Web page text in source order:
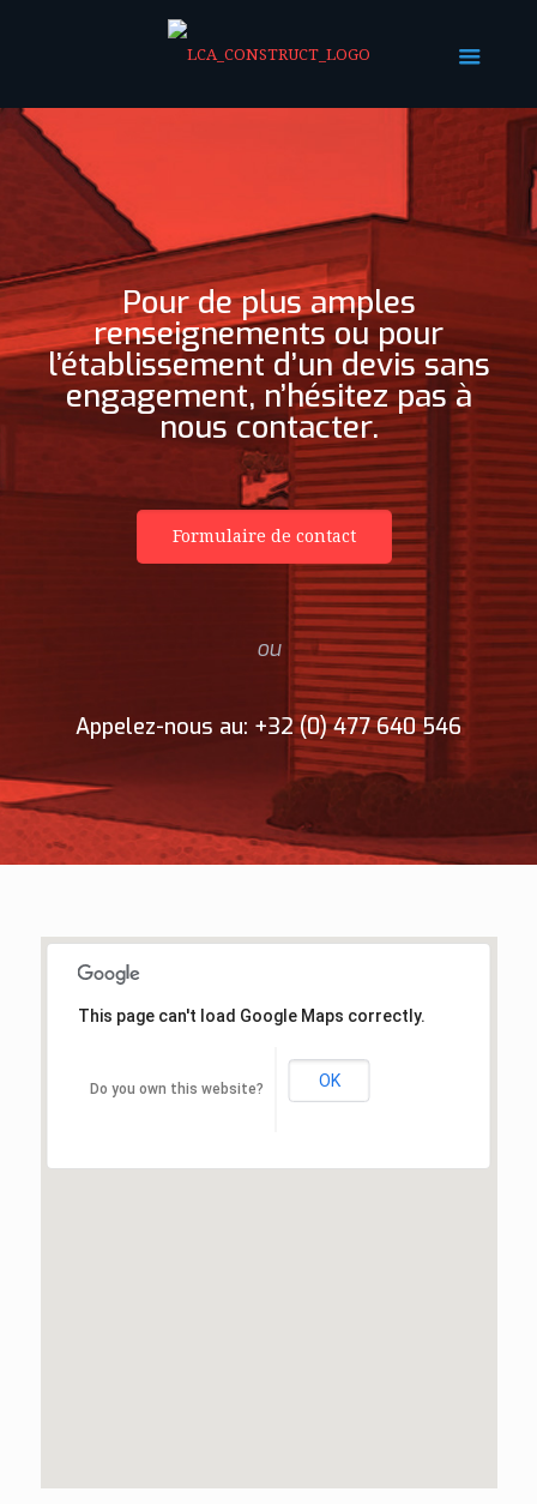
Pour de plus amples
renseignements ou pour
l’établissement d’un devis sans
engagement, n’hésitez pas à
nous contacter.
Formulaire de contact
ou
Appelez-nous au: +32 (0) 477 640 546
This page can't load Google Maps correctly.
Do you own this website? OK